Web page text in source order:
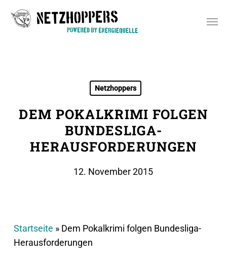
Netzhoppers
DEM POKALKRIMI FOLGEN
BUNDESLIGA-
HERAUSFORDERUNGEN
12. November 2015
Startseite » Dem Pokalkrimi folgen Bundesliga-
Herausforderungen